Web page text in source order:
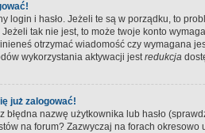
login i hasło. Jeżeli te są w porządku, to
tak nie jest, to może twoje konto
otrzymać wiadomość czy wymagana
wykorzystania aktywacji jestredukcja
już zalogować!
nazwę użytkownika lub hasło
na forum? Zazwyczaj na forach